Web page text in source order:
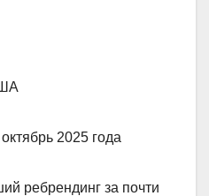
октябрь 2025 года
ребрендинг за почти